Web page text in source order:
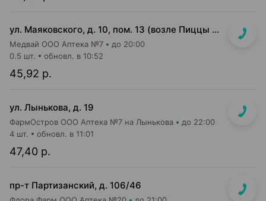
ул. Маяковского, д. 10, пом. 13 (возле Пиццы Мании)
Медвай ООО Аптека №7 до 20:00
45,92 р.
0.5 шт. обновл. в 10:52
ул. Лынькова, д. 19
ФармОстров ООО Аптека №7 на Лынькова до 22:00
47,40 р.
4 шт. обновл. в 11:01
пр-т Партизанский, д. 106/46